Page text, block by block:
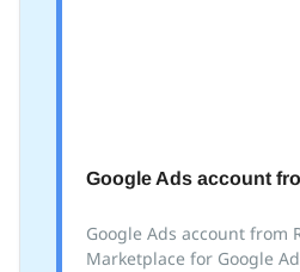
Google Ads account
Google Ads account from
Marketplace for Google